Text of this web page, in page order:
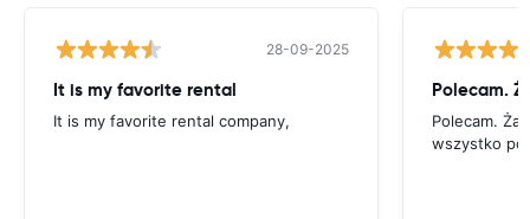
28-09-2025
It is my favorite rental
It is my favorite rental company,
Polecam.
wszystko